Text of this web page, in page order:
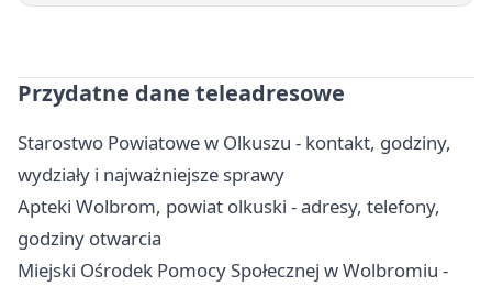
Przydatne dane teleadresowe
Starostwo Powiatowe w Olkuszu - kontakt, godziny,
wydziały i najważniejsze sprawy
Apteki Wolbrom, powiat olkuski - adresy, telefony,
godziny otwarcia
Miejski Ośrodek Pomocy Społecznej w Wolbromiu -